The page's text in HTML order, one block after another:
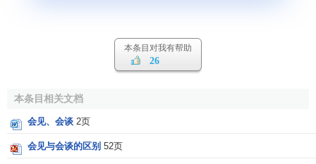
（二）会见的时间与内容。
在约定的时间里，主人可安排秘书或其他助手在办公大
多半为一般性的寒暄
到访问地后的印象等等。主人可以在会见时通知客人在逗留
本条目对我有帮助
26
本条目相关文档
会见、会谈 2页
会见与会谈的区别 52页